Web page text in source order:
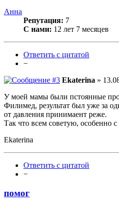
Анна
Репутация: 7
С нами: 12 лет 7 месяцев
Ответить с цитатой
−
Ekaterina »
У моей мамы были пстоянные
Филимед, результат был уже за
от давления принимаент реже.
Так что всем советую, особенно
Ekaterina
Ответить с цитатой
−
помог